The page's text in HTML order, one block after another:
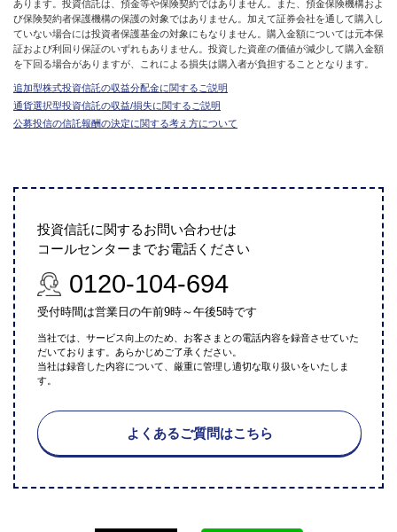
あります。投資信託は、預金等や保険契約ではありません。また、預金保険機構およ
び保険契約者保護機構の保護の対象ではありません。加えて証券会社を通して購入し
ていない場合には投資者保護基金の対象にもなりません。購入金額については元本保
証および利回り保証のいずれもありません。投資した資産の価値が減少して購入金額
を下回る場合がありますが、これによる損失は購入者が負担することとなります。
追加型株式投資信託の収益分配金に関するご説明
通貨選択型投資信託の収益/損失に関するご説明
公募投信の信託報酬の決定に関する考え方について
投資信託に関するお問い合わせは
コールセンターまでお電話ください
0120-104-694
受付時間は営業日の午前9時～午後5時です
当社では、サービス向上のため、お客さまとの電話内容を録音させていた
だいております。あらかじめご了承ください。
当社は録音した内容について、厳重に管理し適切な取り扱いをいたしま
す。
よくあるご質問はこちら